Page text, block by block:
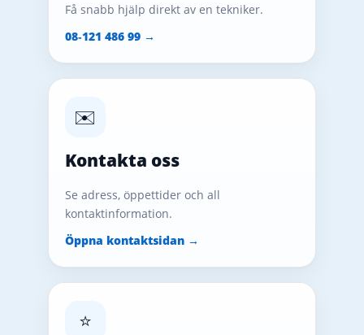
Få snabb hjälp direkt av en tekniker.
08‑121 486 99 →
✉️
Kontakta oss
Se adress, öppettider och all
kontaktinformation.
Öppna kontaktsidan →
⭐